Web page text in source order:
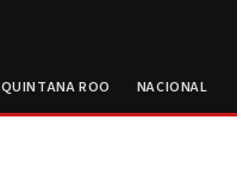
QUINTANA ROO NACIONAL